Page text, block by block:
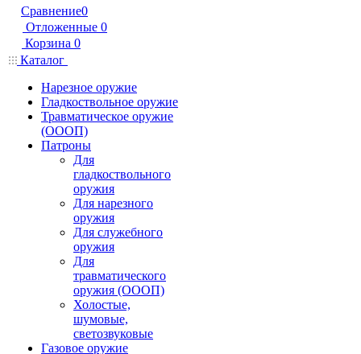
Сравнение0
Отложенные 0
Корзина 0
Каталог
Нарезное оружие
Гладкоствольное оружие
Травматическое оружие
(ОООП)
Патроны
Для
гладкоствольного
оружия
Для нарезного
оружия
Для служебного
оружия
Для
травматического
оружия (ОООП)
Холостые,
шумовые,
светозвуковые
Газовое оружие